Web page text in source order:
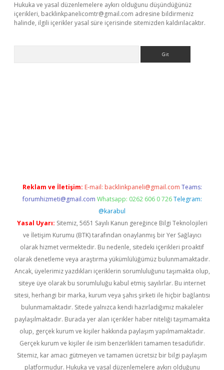
Hukuka ve yasal düzenlemelere aykırı olduğunu düşündüğünüz
içerikleri, backlinkpanelicomtr@gmail.com adresine bildirmeniz
halinde, ilgili içerikler yasal süre içerisinde sitemizden kaldırılacaktır.
Reklam ve İletişim: E-mail: backlinkpaneli@gmail.com Teams:
forumhizmeti@gmail.com Whatsapp: 0262 606 0 726 Telegram:
@karabul
Yasal Uyarı: Sitemiz, 5651 Sayılı Kanun gereğince Bilgi Teknolojileri
ve İletişim Kurumu (BTK) tarafından onaylanmış bir Yer Sağlayıcı
olarak hizmet vermektedir. Bu nedenle, sitedeki içerikleri proaktif
olarak denetleme veya araştırma yükümlülüğümüz bulunmamaktadır.
Ancak, üyelerimiz yazdıkları içeriklerin sorumluluğunu taşımakta olup,
siteye üye olarak bu sorumluluğu kabul etmiş sayılırlar. Bu internet
sitesi, herhangi bir marka, kurum veya şahıs şirketi ile hiçbir bağlantısı
bulunmamaktadır. Sitede yalnızca kendi hazırladığımız makaleler
paylaşılmaktadır. Burada yer alan içerikler haber niteliği taşımamakta
olup, gerçek kurum ve kişiler hakkında paylaşım yapılmamaktadır.
Gerçek kurum ve kişiler ile isim benzerlikleri tamamen tesadüfidir.
Sitemiz, kar amacı gütmeyen ve tamamen ücretsiz bir bilgi paylaşım
platformudur. Hukuka ve yasal düzenlemelere aykırı olduğunu